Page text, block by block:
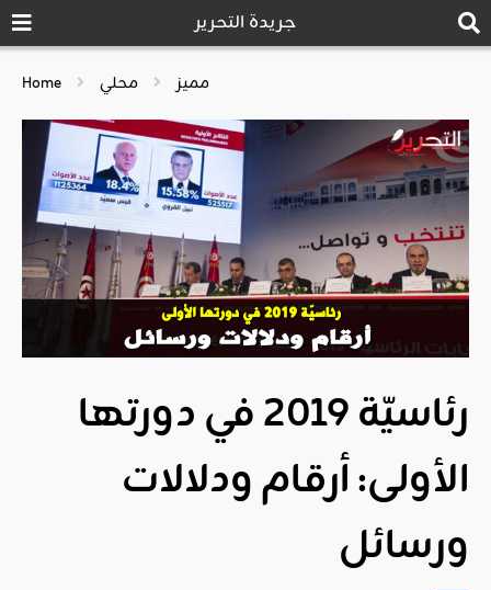
جريدة التحرير
Home مميز محلي
رئاسيّة 2019 في دورتها
الأولى: أرقام ودلالات
ورسائل